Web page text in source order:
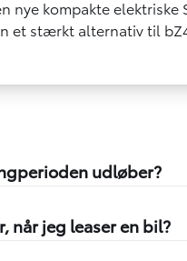
nye kompakte elektriske
et stærkt alternativ til
udløber?
når jeg leaser en bil?